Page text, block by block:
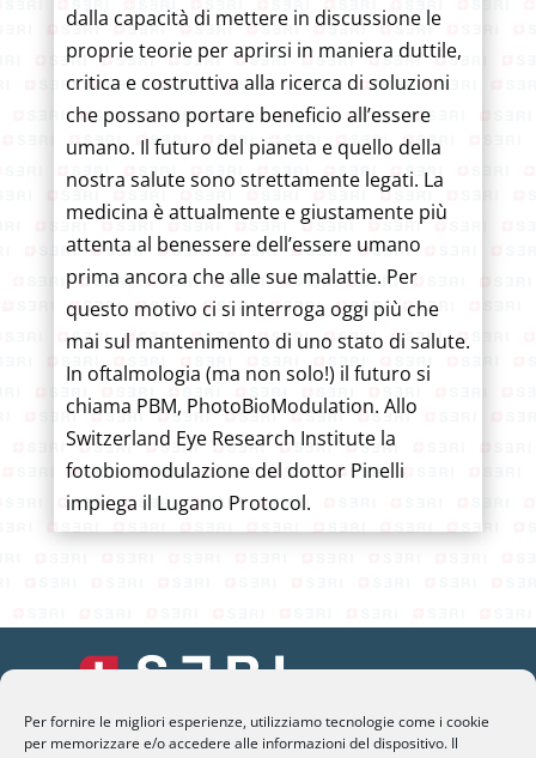
Per fornire le migliori esperienze, utilizziamo tecnologie come i cookie
per memorizzare e/o accedere alle informazioni del dispositivo. Il
dalla capacità di mettere in discussione le
proprie teorie per aprirsi in maniera duttile,
critica e costruttiva alla ricerca di soluzioni
che possano portare beneficio all’essere
umano. Il futuro del pianeta e quello della
nostra salute sono strettamente legati. La
medicina è attualmente e giustamente più
attenta al benessere dell’essere umano
prima ancora che alle sue malattie. Per
questo motivo ci si interroga oggi più che
mai sul mantenimento di uno stato di salute.
In oftalmologia (ma non solo!) il futuro si
chiama PBM, PhotoBioModulation. Allo
Switzerland Eye Research Institute la
fotobiomodulazione del dottor Pinelli
impiega il Lugano Protocol.
SERI Lugano